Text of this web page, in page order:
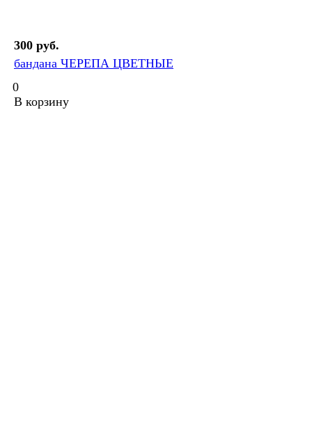
300 руб.
бандана ЧЕРЕПА ЦВЕТНЫЕ
0
В корзину